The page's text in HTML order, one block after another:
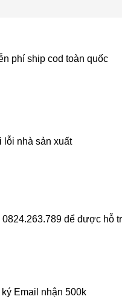
phí ship cod toàn quốc
nhà sản xuất
0824.263.789 để được hỗ
Email nhận 500k